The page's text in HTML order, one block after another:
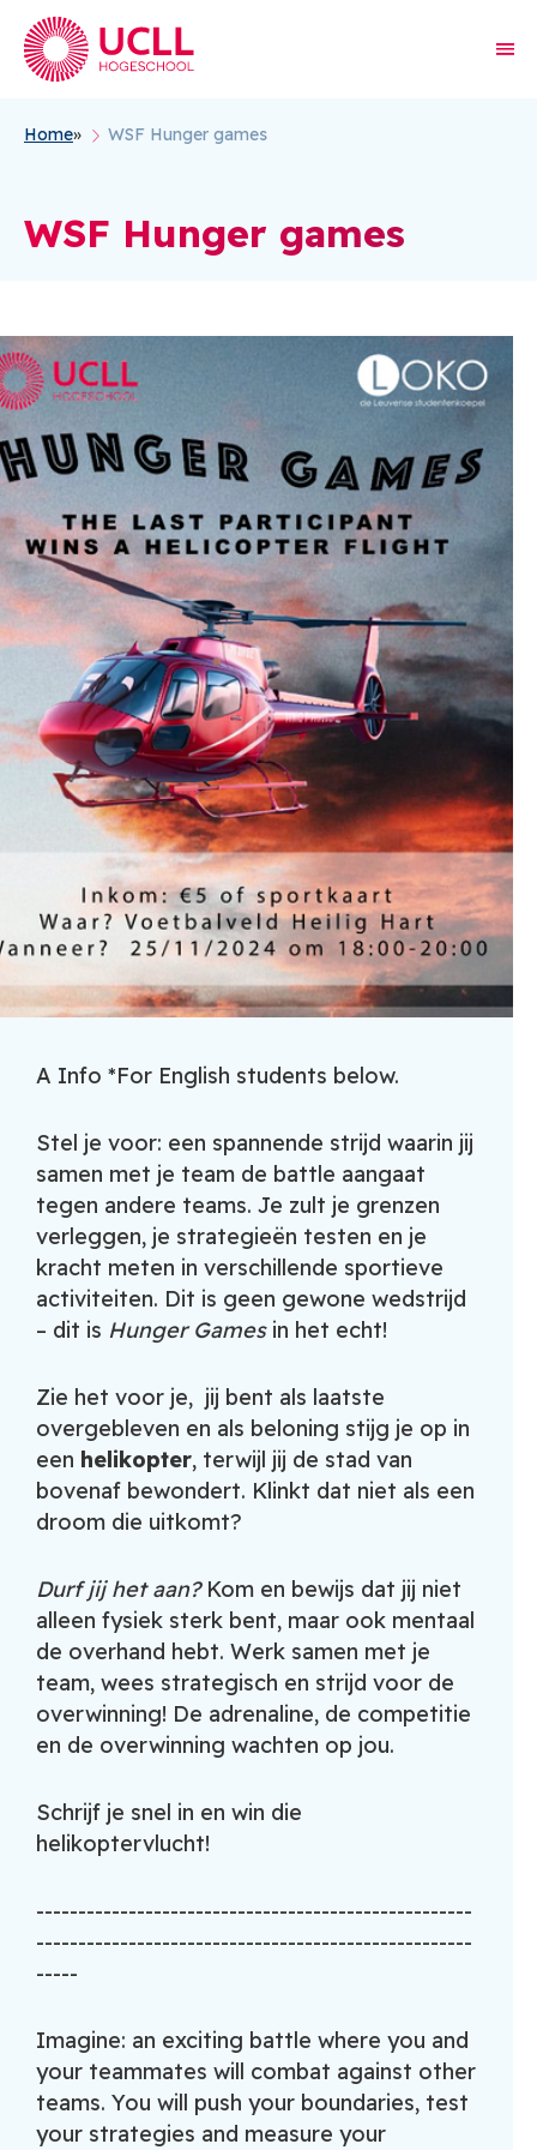
Kruimelpad
Home WSF Hunger games
WSF Hunger games
A Info *For English students below.
Stel je voor: een spannende strijd waarin jij
samen met je team de battle aangaat
tegen andere teams. Je zult je grenzen
verleggen, je strategieën testen en je
kracht meten in verschillende sportieve
activiteiten. Dit is geen gewone wedstrijd
– dit is Hunger Gamesin het echt!
Zie het voor je, jij bent als laatste
overgebleven en als beloning stijg je op in
een helikopter, terwijl jij de stad van
bovenaf bewondert. Klinkt dat niet als een
droom die uitkomt?
Durf jij het aan?Kom en bewijs dat jij niet
alleen fysiek sterk bent, maar ook mentaal
de overhand hebt. Werk samen met je
team, wees strategisch en strijd voor de
overwinning! De adrenaline, de competitie
en de overwinning wachten op jou.
Schrijf je snel in en win die
helikoptervlucht!
----------------------------------------------------
----------------------------------------------------
-----
Imagine: an exciting battle where you and
your teammates will combat against other
teams. You will push your boundaries, test
your strategies and measure your